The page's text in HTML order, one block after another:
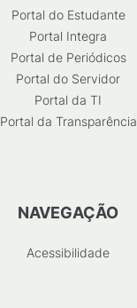
Portal do Estudante
Portal Integra
Portal de Periódicos
Portal do Servidor
Portal da TI
Portal da Transparência
NAVEGAÇÃO
Acessibilidade